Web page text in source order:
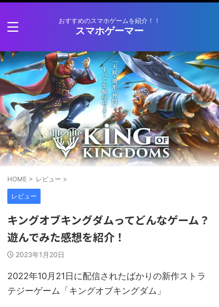
おすすめのスマホゲームを紹介！！
スマホゲーマー
HOME > レビュー >
レビュー
キングオブキングダムってどんなゲーム？
遊んでみた感想を紹介！
2023年1月20日
2022年10月21日に配信されたばかりの新作ストラ
テジーゲーム「キングオブキングダム」